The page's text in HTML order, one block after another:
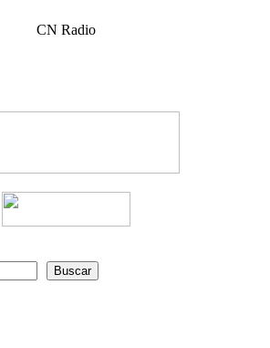
CN Radio
Buscar